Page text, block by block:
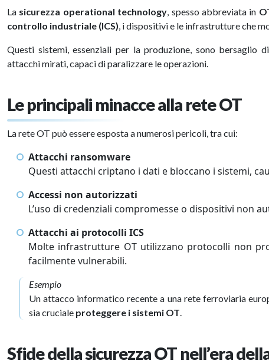
La sicurezza operational technology, spesso abbreviata in
controllo industriale (ICS), i dispositivi e le infrastrutture che
Questi sistemi, essenziali per la produzione, sono bersaglio di
attacchi mirati, capaci di paralizzare le operazioni.
Le principali minacce alla rete OT
La rete OT può essere esposta a numerosi pericoli, tra cui:
Attacchi ransomware
Questi attacchi criptano i dati e bloccano i sistemi,
Accessi non autorizzati
L’uso di credenziali compromesse o dispositivi non
Attacchi ai protocolli ICS
Molte infrastrutture OT utilizzano protocolli non
facilmente vulnerabili.
Esempio
Un attacco informatico recente a una rete ferroviaria
sia cruciale proteggere i sistemi OT.
Sfide della sicurezza OT nell’era